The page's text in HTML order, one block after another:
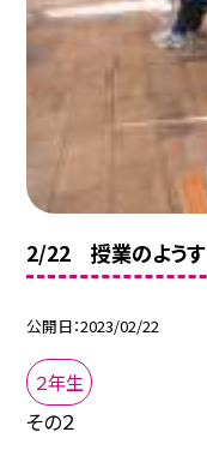
2/22 授業のようす
公開日 2023/02/22
２年生
その２